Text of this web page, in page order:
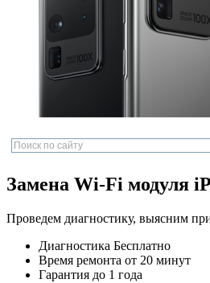
Замена Wi-Fi модуля
Проведем диагностику, выясним
Диагностика Бесплатно
Время ремонта от 20 минут
Гарантия до 1 года